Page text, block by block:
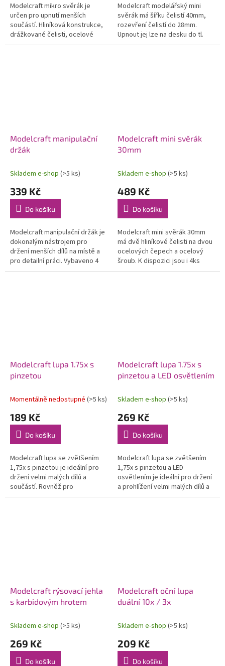
Modelcraft mikro svěrák je
určen pro upnutí menších
součástí. Hliníková konstrukce,
drážkované čelisti, ocelové
šrouby, upevnění na desku do tl.
Modelcraft modelářský mini
svěrák má šířku čelistí 40mm,
rozevření čelistí do 28mm.
Upnout jej lze na desku do tl.
20mm. Slouží pro zajištění
Modelcraft manipulační
držák
Skladem e-shop (>5 ks)
339 Kč
Do košíku
Modelcraft manipulační držák je
dokonalým nástrojem pro
držení menších dílů na místě a
pro detailní práci. Vybaveno 4
nylonovými neotlačujícími
Modelcraft mini svěrák
30mm
Skladem e-shop (>5 ks)
489 Kč
Do košíku
Modelcraft mini svěrák 30mm
má dvě hliníkové čelisti na dvou
ocelových čepech a ocelový
šroub. K dispozici jsou i 4ks
nylonové upínací čepy, které
Modelcraft lupa 1.75x s
pinzetou
Momentálně nedostupné (>5 ks)
189 Kč
Do košíku
Modelcraft lupa se zvětšením
1,75x s pinzetou je ideální pro
držení velmi malých dílů a
součástí. Rovněž pro
odstraňování drobných třísek a
Modelcraft lupa 1.75x s
pinzetou a LED osvětlením
Skladem e-shop (>5 ks)
269 Kč
Do košíku
Modelcraft lupa se zvětšením
1,75x s pinzetou a LED
osvětlením je ideální pro držení
a prohlížení velmi malých dílů a
součástí. Rovněž pro
Modelcraft rýsovací jehla
s karbidovým hrotem
Skladem e-shop (>5 ks)
269 Kč
Do košíku
Modelcraft oční lupa
duální 10x / 3x
Skladem e-shop (>5 ks)
209 Kč
Do košíku